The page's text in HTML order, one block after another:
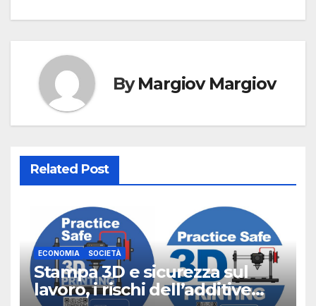
ByMargiov Margiov
Related Post
ECONOMIA SOCIETÀ
Stampa 3D e sicurezza sul
lavoro, i rischi dell’additive